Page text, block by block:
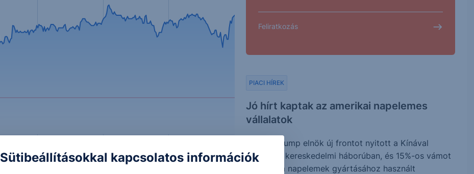
25.32 +1.44%
Feliratkozás
Jó hírt kaptak az amerikai napelemes
vállalatok
PIACI HÍREK
Donald Trump elnök új frontot nyitott a Kínával
folytatott kereskedelmi háborúban, és 15%-os vámot
vetett ki a napelemek gyártásához használt
Sütibeállításokkal kapcsolatos információk